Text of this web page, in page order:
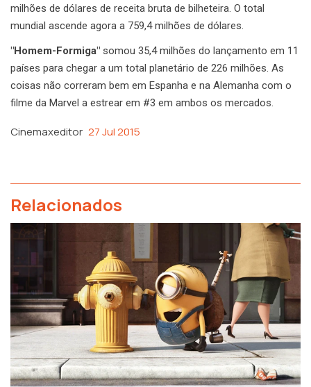
milhões de dólares de receita bruta de bilheteira. O total
mundial ascende agora a 759,4 milhões de dólares.
"Homem-Formiga" somou 35,4 milhões do lançamento em 11
países para chegar a um total planetário de 226 milhões. As
coisas não correram bem em Espanha e na Alemanha com o
filme da Marvel a estrear em #3 em ambos os mercados.
Cinemaxeditor 27 Jul 2015
Relacionados